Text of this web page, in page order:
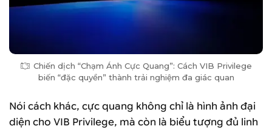
Chiến dịch “Chạm Ánh Cực Quang”: Cách VIB Privilege
biến “đặc quyền” thành trải nghiệm đa giác quan
Nói cách khác, cực quang không chỉ là hình ảnh đại
diện cho VIB Privilege, mà còn là biểu tượng đủ linh